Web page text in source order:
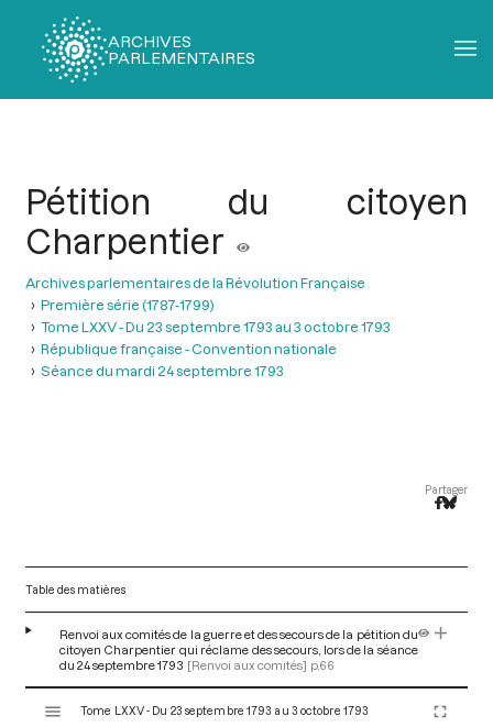
ARCHIVES
PARLEMENTAIRES
Pétition du citoyen
Charpentier
Archives parlementaires de la Révolution Française
Première série (1787-1799)
Tome LXXV - Du 23 septembre 1793 au 3 octobre 1793
République française - Convention nationale
Séance du mardi 24 septembre 1793
Partager
Table des matières
Renvoi aux comités de la guerre et des secours de la pétition du
citoyen Charpentier qui réclame des secours, lors de la séance
du 24 septembre 1793 [Renvoi aux comités] p.66
Tome LXXV - Du 23 septembre 1793 au 3 octobre 1793